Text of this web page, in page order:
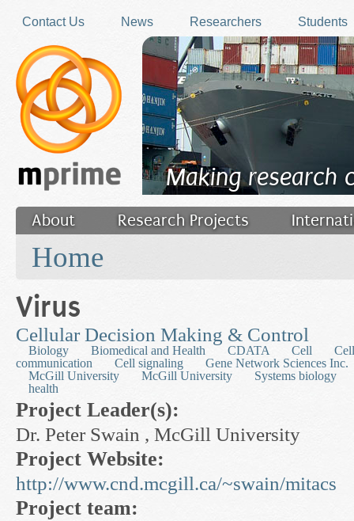
Contact Us
News Researchers Students
Making research
About Research Projects
Filler
Home
Virus
Cellular Decision Making & Control
Biology Biomedical and Health CDATA Cell
communication
Cell signaling
Gene Network Sciences Inc.
McGill University
McGill University
Systems biology
health
Project Leader(s):
Dr. Peter Swain , McGill University
Project Website:
http://www.cnd.mcgill.ca/~swain/mitacs
Project team: